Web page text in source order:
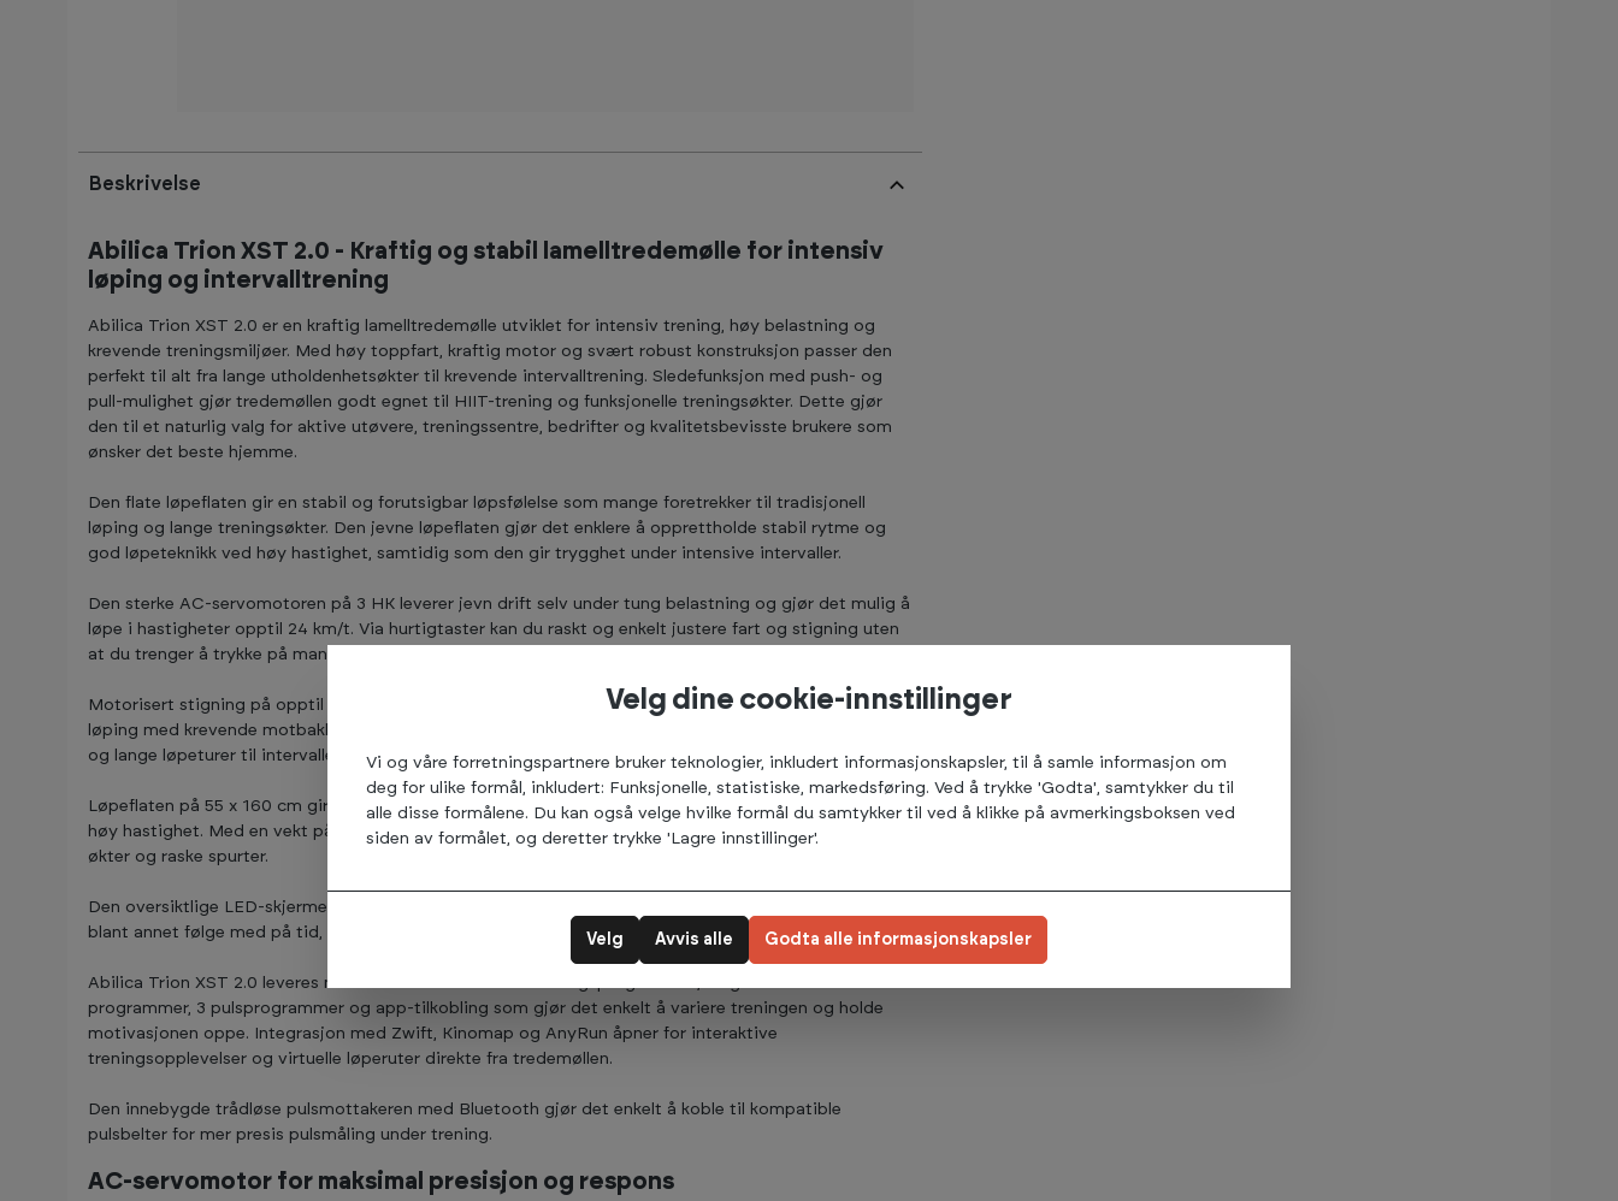
Beskrivelse
Abilica Trion XST 2.0 - Kraftig og stabil lamelltredemølle for intensiv
løping og intervalltrening
Abilica Trion XST 2.0 er en kraftig lamelltredemølle utviklet for intensiv trening, høy belastning og
krevende treningsmiljøer. Med høy toppfart, kraftig motor og svært robust konstruksjon passer den
perfekt til alt fra lange utholdenhetsøkter til krevende intervalltrening. Sledefunksjon med push- og
pull-mulighet gjør tredemøllen godt egnet til HIIT-trening og funksjonelle treningsøkter. Dette gjør
den til et naturlig valg for aktive utøvere, treningssentre, bedrifter og kvalitetsbevisste brukere som
ønsker det beste hjemme.
Den flate løpeflaten gir en stabil og forutsigbar løpsfølelse som mange foretrekker til tradisjonell
løping og lange treningsøkter. Den jevne løpeflaten gjør det enklere å opprettholde stabil rytme og
god løpeteknikk ved høy hastighet, samtidig som den gir trygghet under intensive intervaller.
Den sterke AC-servomotoren på 3 HK leverer jevn drift selv under tung belastning og gjør det mulig å
løpe i hastigheter opptil 24 km/t. Via hurtigtaster kan du raskt og enkelt justere fart og stigning uten
at du trenger å trykke på mange knapper.
Motorisert stigning på opptil 15 % gir stor treningsvariasjon og gjør det enkelt å kombinere flat
løping med krevende motbakkeintervaller. Tredemøllen passer godt til alt fra rolige utholdenhetsøkter
og lange løpeturer til intervaller, motbakketrening og tempoøkter med fokus på pace.
Løpeflaten på 55 x 160 cm gir god bevegelsesfrihet og høy komfort, selv for høyere løpere og ved
høy hastighet. Med en vekt på hele 248,5 kg får du en svært stabil tredemølle selv under intensive
økter og raske spurter.
Den oversiktlige LED-skjermen gir deg all informasjon du trenger under treningsøkten. Her kan du
blant annet følge med på tid, hastighet, distanse, puls og stigning.
Abilica Trion XST 2.0 leveres med 36 forhåndsinnstilte treningsprogrammer, 3 egendefinerte
programmer, 3 pulsprogrammer og app-tilkobling som gjør det enkelt å variere treningen og holde
motivasjonen oppe. Integrasjon med Zwift, Kinomap og AnyRun åpner for interaktive
treningsopplevelser og virtuelle løperuter direkte fra tredemøllen.
Den innebygde trådløse pulsmottakeren med Bluetooth gjør det enkelt å koble til kompatible
pulsbelter for mer presis pulsmåling under trening.
AC-servomotor for maksimal presisjon og respons
Velg dine cookie-innstillinger
Vi og våre forretningspartnere bruker teknologier, inkludert informasjonskapsler, til å samle informasjon om
deg for ulike formål, inkludert: Funksjonelle, statistiske, markedsføring. Ved å trykke 'Godta', samtykker du til
alle disse formålene. Du kan også velge hvilke formål du samtykker til ved å klikke på avmerkingsboksen ved
siden av formålet, og deretter trykke 'Lagre innstillinger'.
Avvis alle
Velg Godta alle informasjonskapsler